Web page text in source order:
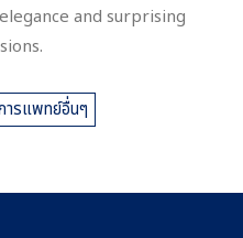
and surprising
ารแพทย์อื่นๆ